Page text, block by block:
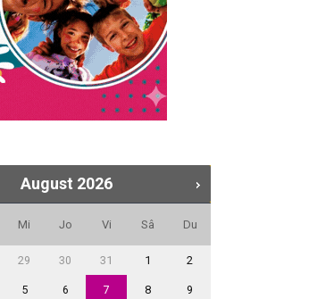
August 2026
Mi Jo Vi Sâ Du
29 30 31 1 2
5 6 7 8 9